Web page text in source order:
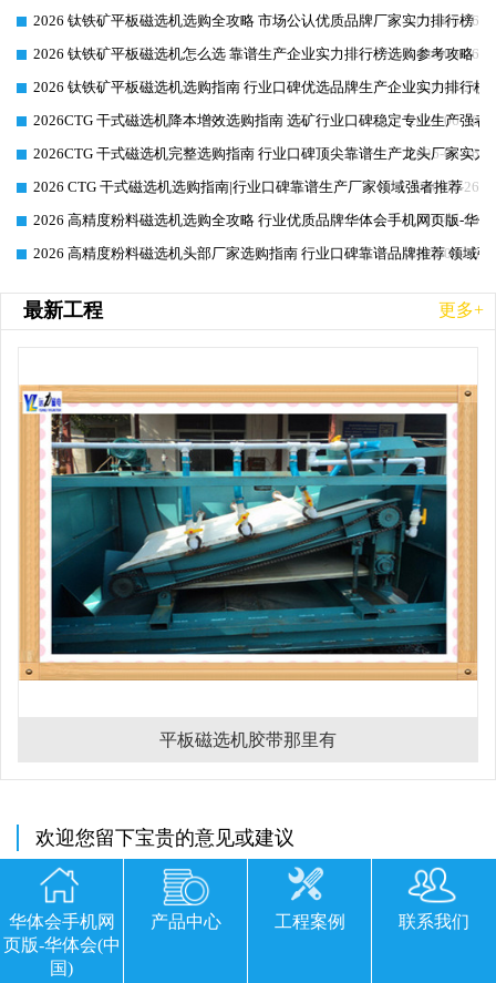
2026-06-26
2026 钛铁矿平板磁选机选购全攻略 市场公认优质品牌厂家实力排行榜
2026-06-26
2026 钛铁矿平板磁选机怎么选 靠谱生产企业实力排行榜选购参考攻略
2026-06-26
2026 钛铁矿平板磁选机选购指南 行业口碑优选品牌生产企业实力排行榜
2026-06-26
2026CTG 干式磁选机降本增效选购指南 选矿行业口碑稳定专业生产强者
2026-06-26
2026CTG 干式磁选机完整选购指南 行业口碑顶尖靠谱生产龙头厂家实力
2026-06-26
2026 CTG 干式磁选机选购指南|行业口碑靠谱生产厂家领域强者推荐
2026-06-26
2026 高精度粉料磁选机选购全攻略 行业优质品牌华体会手机网页版-华
2026-06-26
2026 高精度粉料磁选机头部厂家选购指南 行业口碑靠谱品牌推荐 领域
最新工程 更多+
平板磁选机胶带那里有
欢迎您留下宝贵的意见或建议
华体会手机网
页版-华体会(中
国)
产品中心 工程案例 联系我们